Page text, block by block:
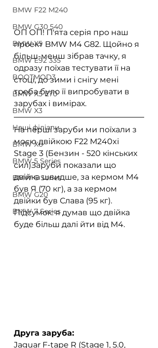
BMW F22 M240
BMW G30 540
BMW X5
BMW E92 335
BOOTMOD3
BMW X5 E70
BMW X3
Наші філіали
BMW X6
BMW 5 Series
BMW 6 Series
BMW G20
BMW 7 Series
ОП ОП! П'ята серія про наш
проект BMW M4 G82. Щойно я
більш-менш зібрав тачку, я
одразу поїхав тестувати її на
стоці, до зими і снігу мені
треба було її випробувати в
зарубах і вимірах.
На перші заруби ми поїхали з
моєю двійкою F22 M240xi
Stage 3 (Бензин - 520 кінських
сил)Заруби показали що
двійка швидше, за кермом M4
був Я (70 кг), а за кермом
двійки був Слава (95 кг).
Підсумок: я думав що двійка
буде більш далі йти від M4.
Друга заруба:
Jaguar F-tape R (Stage 1, 5.0,